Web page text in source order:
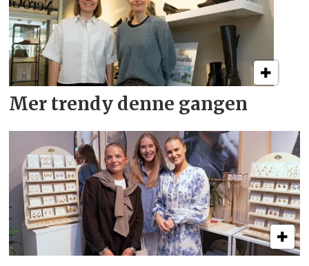
Mer trendy denne gangen